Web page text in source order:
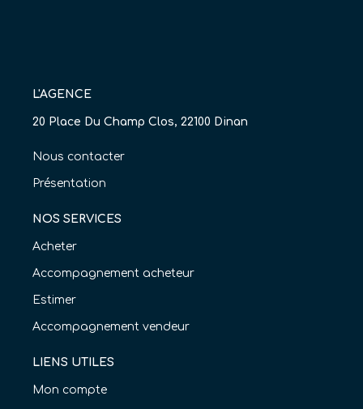
L'AGENCE
20 Place Du Champ Clos, 22100 Dinan
Nous contacter
Présentation
NOS SERVICES
Acheter
Accompagnement acheteur
Estimer
Accompagnement vendeur
LIENS UTILES
Mon compte